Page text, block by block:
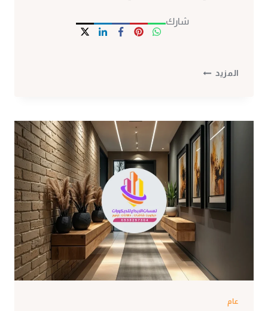
شارك
المزيد تركيب
0530297304
ديكور
بارتشن
بمكة
عام